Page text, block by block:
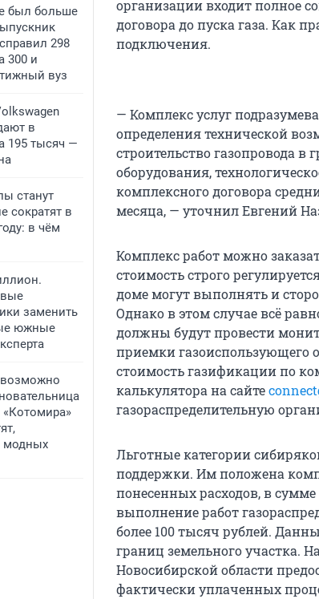
был больше
298
300 и
вуз
в
195 тысяч —
станут
сократят в
в чём
заменить
южные
«Котомира»
модных
организации входит полное
договора до пуска газа. Как
подключения.
— Комплекс услуг
определения технической
строительство газопровода в
оборудования,
комплексного договора
месяца, — уточнил Евгений
Комплекс работ можно
стоимость строго
доме могут выполнять и
Однако в этом случае всё
должны будут провести
приемки газоиспользующего
стоимость газификации по
калькулятора на сайте
газораспределительную
Льготные категории
поддержки. Им положена
понесенных расходов, в
выполнение работ
более 100 тысяч рублей.
границ земельного участка.
Новосибирской области
фактически уплаченных